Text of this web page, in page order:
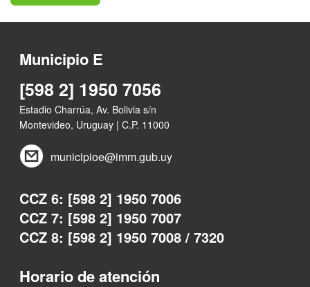
Municipio E
[598 2] 1950 7056
Estadio Charrúa, Av. Bolivia s/n
Montevideo, Uruguay | C.P. 11000
municipioe@imm.gub.uy
CCZ 6: [598 2] 1950 7006
CCZ 7: [598 2] 1950 7007
CCZ 8: [598 2] 1950 7008 / 7320
Horario de atención